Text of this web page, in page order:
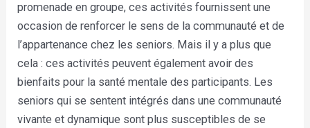
promenade en groupe, ces activités fournissent une
occasion de renforcer le sens de la communauté et de
l’appartenance chez les seniors. Mais il y a plus que
cela : ces activités peuvent également avoir des
bienfaits pour la santé mentale des participants. Les
seniors qui se sentent intégrés dans une communauté
vivante et dynamique sont plus susceptibles de se